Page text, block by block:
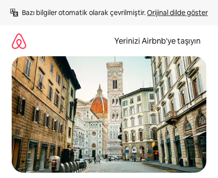
atla
Bazı bilgiler otomatik olarak çevrilmiştir. Orijinal dilde göster
Yerinizi Airbnb'ye taşıyın